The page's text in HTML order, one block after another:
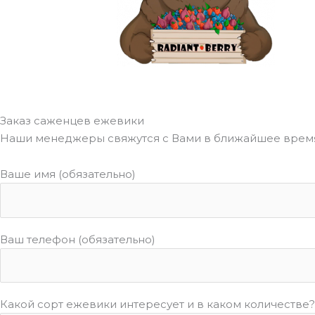
Заказ саженцев ежевики
Наши менеджеры свяжутся с Вами в ближайшее
Ваше имя (обязательно)
Ваш телефон (обязательно)
Какой сорт ежевики интересует и в каком количестве?